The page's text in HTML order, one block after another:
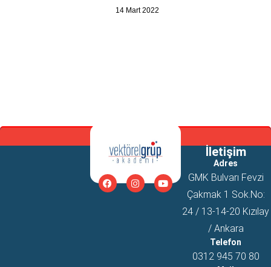
14 Mart 2022
İletişim
Adres
GMK Bulvarı Fevzi
Çakmak 1 Sok.No:
24 / 13-14-20 Kızılay
/ Ankara
Telefon
0312 945 70 80